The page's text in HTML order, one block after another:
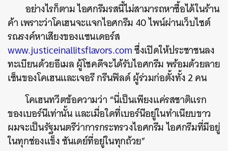
อย่างไรก็ตาม ไอศกรีมรสนี้ไม่สามารถหาซื้อได้ในร้าน
ค้า เพราะว่าโคเฮนจะแจกไอศกรีม 40 ไพน์ผ่านเว็บไซต์
รณรงค์หาเสียงของแซนเดอร์ส
www.justiceinallitsflavors.comซึ่งเปิดให้ประชาชนลง
ทะเบียนด้วยอีเมล ผู้โชคดีจะได้รับไอศกรีม พร้อมด้วยลาย
เซ็นของโคเฮนและเจอรี กรีนฟิลด์ ผู้ร่วมก่อตั้งทั้ง 2 คน
โคเฮนทวีตข้อความว่า “นี่เป็นเพียงแค่รสชาติแรก
ของเบอร์นีเท่านั้น และเมื่อใดที่เบอร์นีอยู่ในทำเนียบขาว
ผมจะเป็นรัฐมนตรีว่าการกระทรวงไอศกรีม ไอศกรีมที่มีอยู่
ในทุกช่องแข็ง ซันเดย์ที่อยู่ในทุกถ้วย”